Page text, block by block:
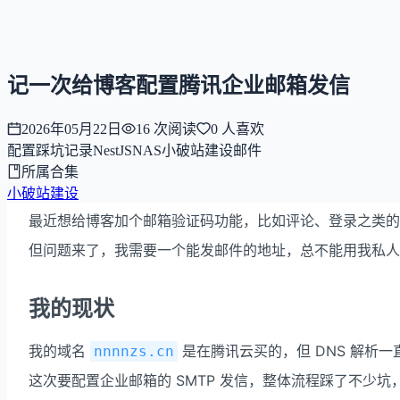
记一次给博客配置腾讯企业邮箱发信
2026年05月22日 16 次阅读 0 人喜欢
配置踩坑记录NestJSNAS小破站建设邮件
所属合集
小破站建设
最近想给博客加个邮箱验证码功能，比如评论、登录之类
但问题来了，我需要一个能发邮件的地址，总不能用我私
我的现状
我的域名 nnnnzs.cn 是在腾讯云买的，但 DNS 解析
这次要配置企业邮箱的 SMTP 发信，整体流程踩了不少坑